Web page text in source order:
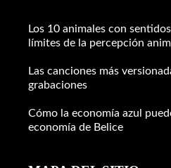
Los 10 animales con
límites de la percepción
Las canciones más
grabaciones
Cómo la economía azul
economía de Belice